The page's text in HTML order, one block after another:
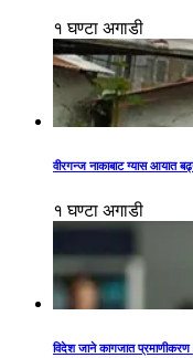
१ घण्टा अगाडी
वीरगन्ज नाकाबाट ग्यास आयात
१ घण्टा अगाडी
विदेश जाने कागजात